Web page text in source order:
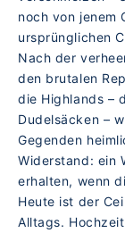
noch von jenem
ursprünglichen
Nach der
den brutalen
die Highlands –
Dudelsäcken –
Gegenden
Widerstand: ein
erhalten, wenn
Heute ist der
Alltags.